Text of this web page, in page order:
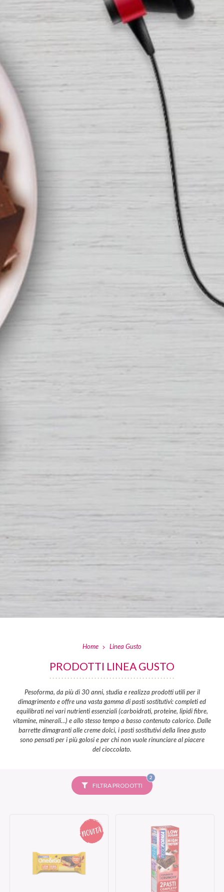
Home Linea Gusto
PRODOTTI LINEA GUSTO
Pesoforma, da più di 30 anni, studia e realizza prodotti utili per il
dimagrimento e offre una vasta gamma di pasti sostitutivi: completi ed
equilibrati nei vari nutrienti essenziali (carboidrati, proteine, lipidi fibre,
vitamine, minerali…) e allo stesso tempo a basso contenuto calorico. Dalle
barrette dimagranti alle creme dolci, i pasti sostitutivi della linea gusto
sono pensati per i più golosi e per chi non vuole rinunciare al piacere
del cioccolato.
FILTRA PRODOTTI
2FILTRI
SELEZIONATI